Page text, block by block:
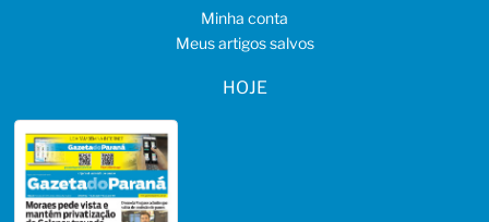
Minha conta
Meus artigos salvos
HOJE